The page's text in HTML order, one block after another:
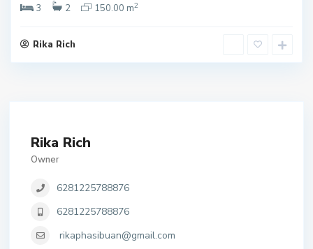
3
2 150.00 m2
Rika Rich
Rika Rich
Owner
6281225788876
6281225788876
rikaphasibuan@gmail.com